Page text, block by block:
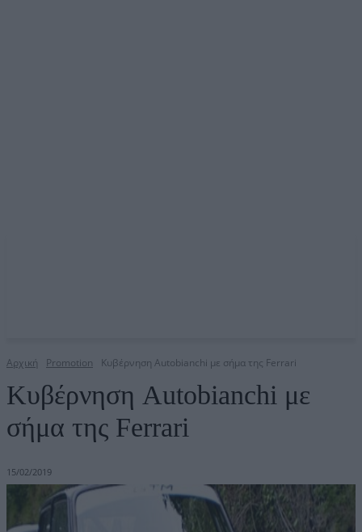
Αρχική Promotion Κυβέρνηση Autobianchi με σήμα της Ferrari
Κυβέρνηση Autobianchi με
σήμα της Ferrari
15/02/2019